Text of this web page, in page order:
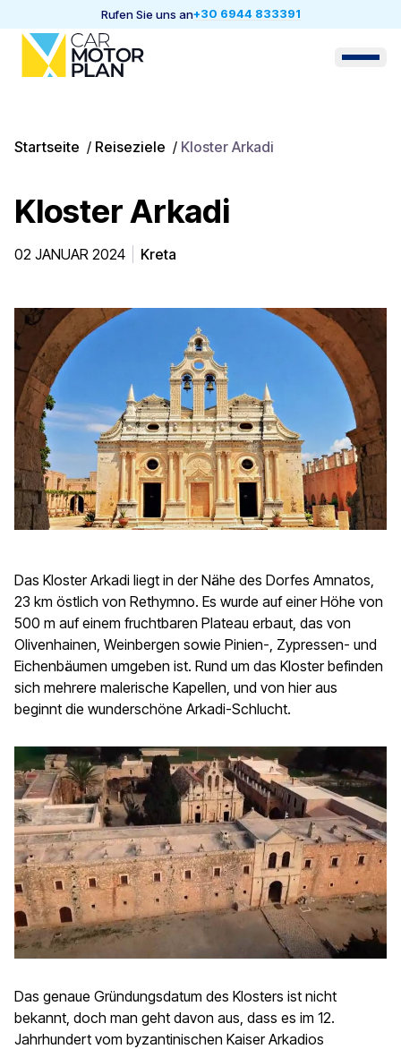
Rufen Sie uns an+30 6944 833391
Startseite / Reiseziele / Kloster Arkadi
Kloster Arkadi
02 JANUAR 2024 Kreta
Das Kloster Arkadi liegt in der Nähe des Dorfes Amnatos,
23 km östlich von Rethymno. Es wurde auf einer Höhe von
500 m auf einem fruchtbaren Plateau erbaut, das von
Olivenhainen, Weinbergen sowie Pinien-, Zypressen- und
Eichenbäumen umgeben ist. Rund um das Kloster befinden
sich mehrere malerische Kapellen, und von hier aus
beginnt die wunderschöne Arkadi-Schlucht.
Das genaue Gründungsdatum des Klosters ist nicht
bekannt, doch man geht davon aus, dass es im 12.
Jahrhundert vom byzantinischen Kaiser Arkadios